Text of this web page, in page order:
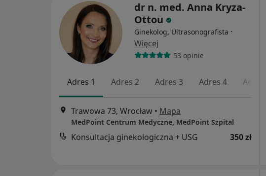
dr n. med. Anna Kryza-
Ottou
Ginekolog, Ultrasonografista ·
Więcej
53 opinie
Adres 1 Adres 2 Adres 3 Adres 4 Adres 5
Trawowa 73, Wrocław • Mapa
MedPoint Centrum Medyczne, MedPoint Szpital
Konsultacja ginekologiczna + USG 350 zł